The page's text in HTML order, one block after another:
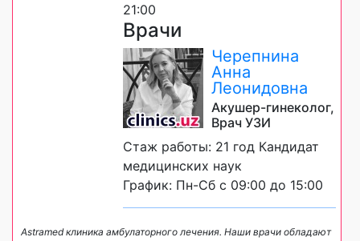
21:00
Врачи
Черепнина
Анна
Леонидовна
Акушер-гинеколог,
Врач УЗИ
Стаж работы: 21 год Кандидат
медицинских наук
График: Пн-Сб с 09:00 до 15:00
Astramed клиника амбулаторного лечения. Наши врачи обладают